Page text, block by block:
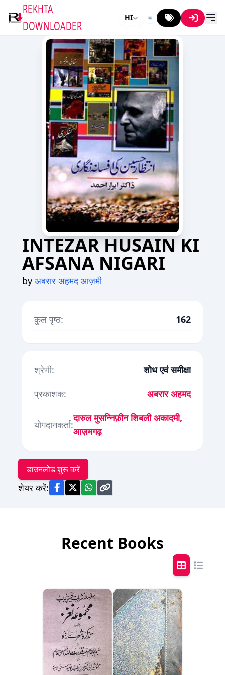
REKHTA
DOWNLOADER
HI
INTEZAR HUSAIN KI
AFSANA NIGARI
by अबरार अहमद आज़मी
कुल पृष्ठ: 162
श्रेणी:
शोध एवं समीक्षा
प्रकाशक:
अबरार अहमद
योगदानकर्ता:
दारुल मुसन्निफ़ीन शिबली अकादमी,
आज़मगढ़
डाउनलोड शुरू करें
शेयर करें:
Recent Books